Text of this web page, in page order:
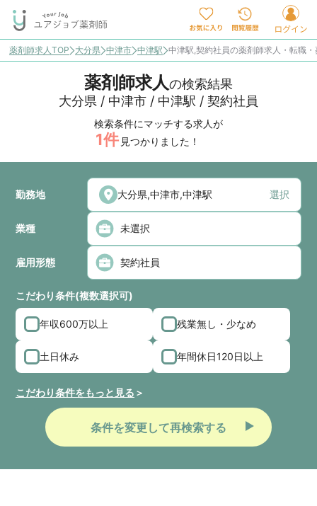
薬剤師求人TOP 大分県 中津市 中津駅 中津駅,契約社員の薬剤師求人・転職
薬剤師求人の検索結果
大分県 / 中津市 / 中津駅 / 契約社員
検索条件にマッチする求人が
1件 見つかりました！
勤務地 選択
業種
雇用形態
こだわり条件(複数選択可)
年収600万以上 残業無し・少なめ
土日休み 年間休日120日以上
こだわり条件をもっと見る
条件を変更して再検索する